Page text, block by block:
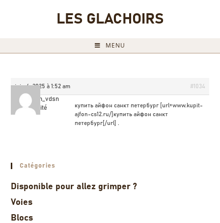
LES GLACHOIRS
MENU
juin 4, 2025 à 1:52 am #1034
Kypit aifon_vdsn
Invité
купить айфон санкт петербург [url=www.kupit-
ajfon-cs12.ru/]купить айфон санкт
петербург[/url] .
Catégories
Disponible pour allez grimper ?
Voies
Blocs